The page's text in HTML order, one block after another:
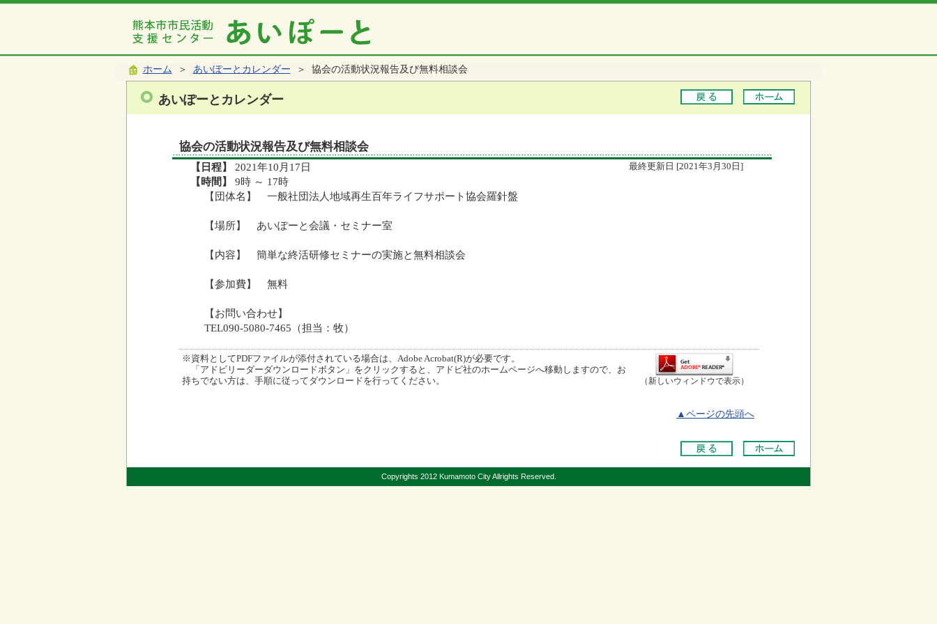
ホーム ＞ あいぽーとカレンダー ＞ 協会の活動状況報告及び無料相談会
あいぽーとカレンダー
協会の活動状況報告及び無料相談会
【日程】 2021年10月17日 最終更新日 [2021年3月30日]
【時間】
9時 ～ 17時
【団体名】 一般社団法人地域再生百年ライフサポート協会羅針盤
【場所】 あいぽーと会議・セミナー室
【内容】 簡単な終活研修セミナーの実施と無料相談会
【参加費】 無料
【お問い合わせ】
TEL090-5080-7465（担当：牧）
※資料としてPDFファイルが添付されている場合は、Adobe Acrobat(R)が必要です。
「アドビリーダーダウンロードボタン」をクリックすると、アドビ社のホームページへ移動しますので、お
持ちでない方は、手順に従ってダウンロードを行ってください。
（新しいウィンドウで表示）
▲ページの先頭へ
Copyrights 2012 Kumamoto City Allrights Reserved.